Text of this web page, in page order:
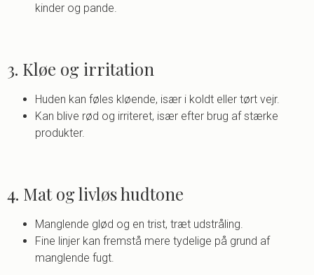
kinder og pande.
3. Kløe og irritation
Huden kan føles kløende, især i koldt eller tørt vejr.
Kan blive rød og irriteret, især efter brug af stærke
produkter.
4. Mat og livløs hudtone
Manglende glød og en trist, træt udstråling.
Fine linjer kan fremstå mere tydelige på grund af
manglende fugt.